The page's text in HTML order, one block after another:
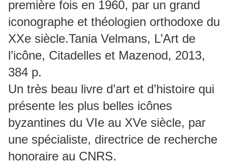
première fois en 1960, par un grand
iconographe et théologien orthodoxe du
XXe siècle.Tania Velmans, L’Art de
l’icône, Citadelles et Mazenod, 2013,
384 p.
Un très beau livre d’art et d’histoire qui
présente les plus belles icônes
byzantines du VIe au XVe siècle, par
une spécialiste, directrice de recherche
honoraire au CNRS.